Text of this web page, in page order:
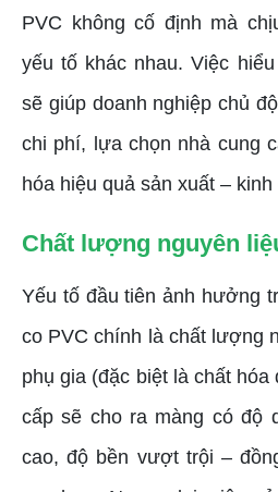
PVC không cố định mà
yếu tố khác nhau. Việc
sẽ giúp doanh nghiệp chủ
chi phí, lựa chọn nhà cung
hóa hiệu quả sản xuất – kinh
Chất lượng nguyên
Yếu tố đầu tiên ảnh hưởng
co PVC chính là chất lượng
phụ gia (đặc biệt là chất
cấp sẽ cho ra màng có độ
cao, độ bền vượt trội –